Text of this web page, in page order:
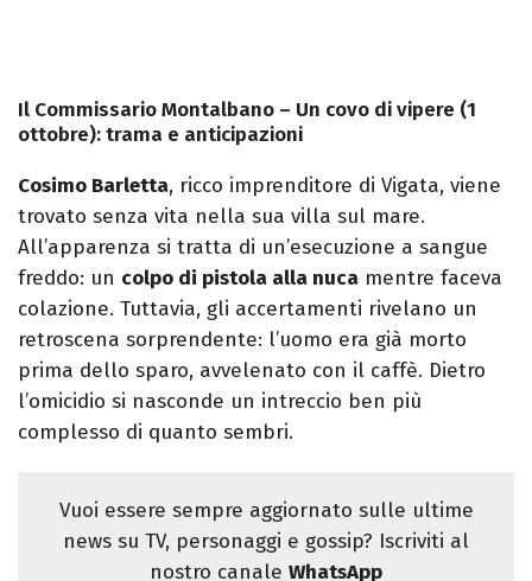
Il Commissario Montalbano – Un covo di vipere (1
ottobre): trama e anticipazioni
Cosimo Barletta, ricco imprenditore di Vigata, viene
trovato senza vita nella sua villa sul mare.
All’apparenza si tratta di un’esecuzione a sangue
freddo: un colpo di pistola alla nuca mentre faceva
colazione. Tuttavia, gli accertamenti rivelano un
retroscena sorprendente: l’uomo era già morto
prima dello sparo, avvelenato con il caffè. Dietro
l’omicidio si nasconde un intreccio ben più
complesso di quanto sembri.
Vuoi essere sempre aggiornato sulle ultime
news su TV, personaggi e gossip? Iscriviti al
nostro canale WhatsApp